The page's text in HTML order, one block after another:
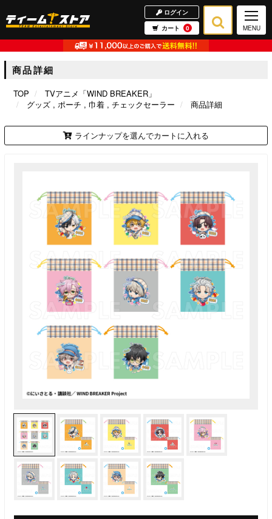
ログイン
カート
0 MENU
商品詳細
TOP
TVアニメ「WIND BREAKER」
グッズ
ポーチ 巾着 チェックセーラー 商品詳細
ラインナップを選んでカートに入れる